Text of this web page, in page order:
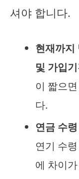
셔야 합니다.
현재까지
및 가입
이 짧으
다.
연금 수
연기 수
에 차이